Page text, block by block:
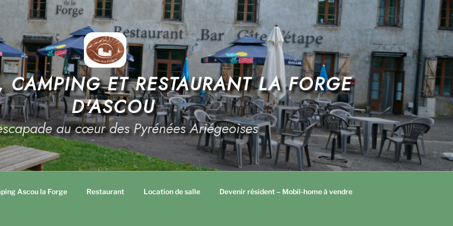
CAMPING ET RESTAURANT LA FORGE
D'ASCOU
au cœur des Pyrénées Ariégeoises
Ascou la Forge Restaurant Location de salle Devenir résident – Mobil-home à vendre